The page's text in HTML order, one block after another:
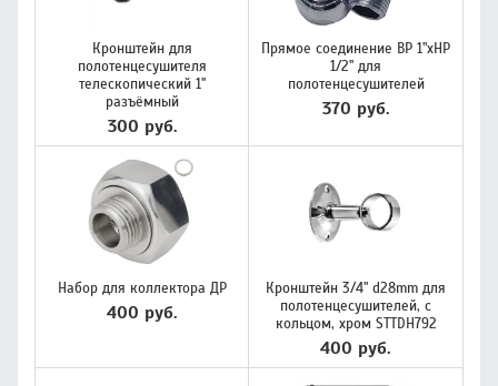
Кронштейн для
полотенцесушителя
телескопический 1"
разъёмный
300 руб.
Прямое соединение ВР 1"хНР
1/2" для
полотенцесушителей
370 руб.
Набор для коллектора ДР
400 руб.
Кронштейн 3/4" d28mm для
полотенцесушителей, с
кольцом, хром STTDH792
400 руб.